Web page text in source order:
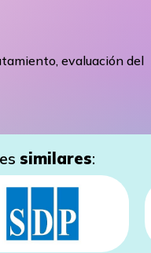
evaluación del
similares: